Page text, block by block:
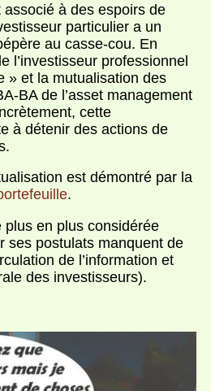
à des espoirs de
particulier a un
au casse-cou. En
l’investisseur professionnel
» et la mutualisation des
BA de l’asset management
cette
à détenir des actions de
est démontré par la
.
plus en plus considérée
ses postulats manquent de
de l’information et
des investisseurs).